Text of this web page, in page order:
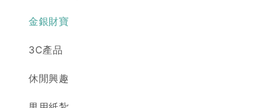
金銀財寶
3C產品
休閒興趣